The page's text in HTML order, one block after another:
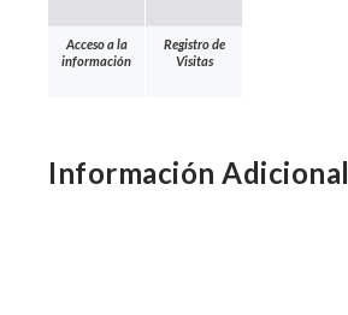
Acceso a la
información
Registro de
Visitas
Información Adicional